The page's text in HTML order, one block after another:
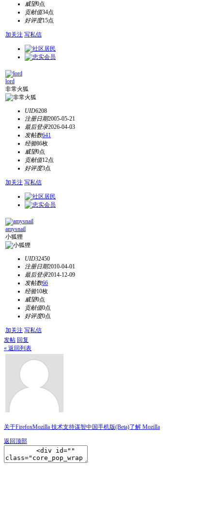
威望0点
贡献值34点
好评度15点
加关注 写私信
lord
非常火狐
UID6208
注册日期2005-05-21
最后登录2026-04-03
发帖数641
经验86枚
威望0点
贡献值12点
好评度3点
加关注 写私信
amysnail
小狐狸
UID32450
注册日期2010-04-01
最后登录2014-12-09
发帖数66
经验10枚
威望0点
贡献值0点
好评度0点
加关注 写私信
发帖 回复
« 返回列表
关于FirefoxMozilla 技术支持谋智中国手机版(Beta)了解 Mozilla
返回顶部